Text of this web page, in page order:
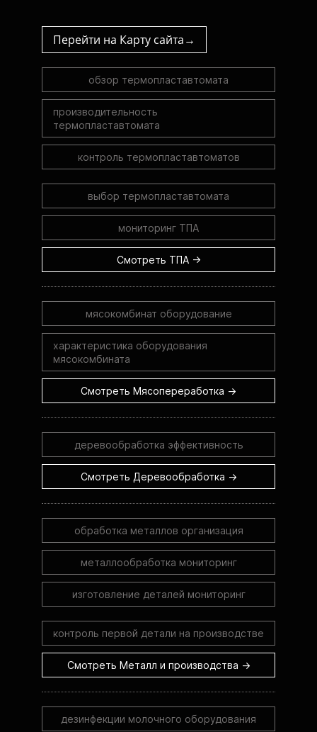
Перейти на Карту сайта→
обзор термопластавтомата
производительность
термопластавтомата
контроль термопластавтоматов
выбор термопластавтомата
мониторинг ТПА
Смотреть ТПА →
мясокомбинат оборудование
характеристика оборудования
мясокомбината
Смотреть Мясопереработка →
деревообработка эффективность
Смотреть Деревообработка →
обработка металлов организация
металлообработка мониторинг
изготовление деталей мониторинг
контроль первой детали на производстве
Смотреть Металл и производства →
дезинфекции молочного оборудования